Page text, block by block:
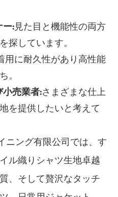
ー:見た目と機能性の両方
探しています。
用に耐久性があり高性能
。
小売業者:さまざまな仕上
を提供したいと考えて
ニング有限公司では、す
ル織りシャツ生地卓越
、そして贅沢なタッチ